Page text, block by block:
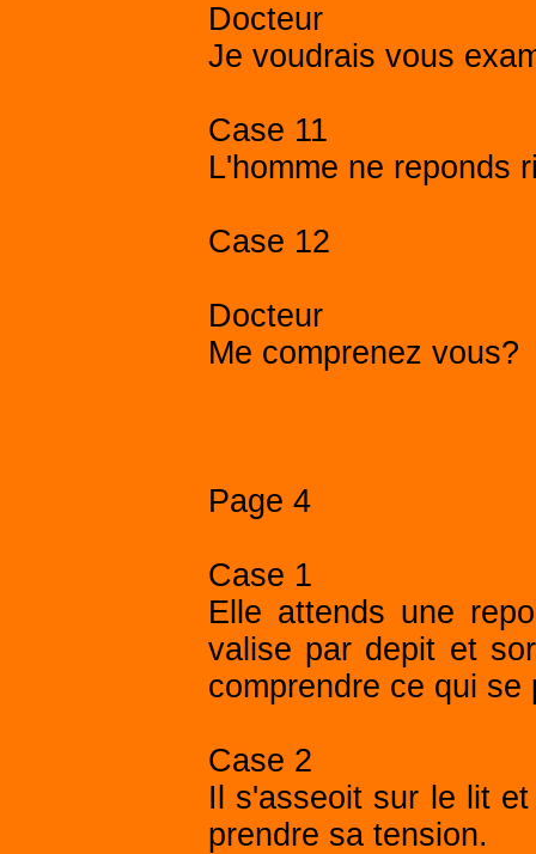
Docteur
Je voudrais vous
Case 11
L'homme ne reponds
Case 12
Docteur
Me comprenez vous?
Page 4
Case 1
Elle attends une
valise par depit et
comprendre ce qui se
Case 2
Il s'asseoit sur le lit
prendre sa tension.